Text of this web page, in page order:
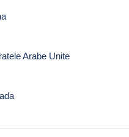
Arabe Unite